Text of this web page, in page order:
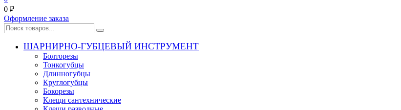
0 ₽
Оформление заказа
ШАРНИРНО-ГУБЦЕВЫЙ ИНСТРУМЕНТ
Болторезы
Тонкогубцы
Длинногубцы
Круглогубцы
Бокорезы
Клещи сантехнические